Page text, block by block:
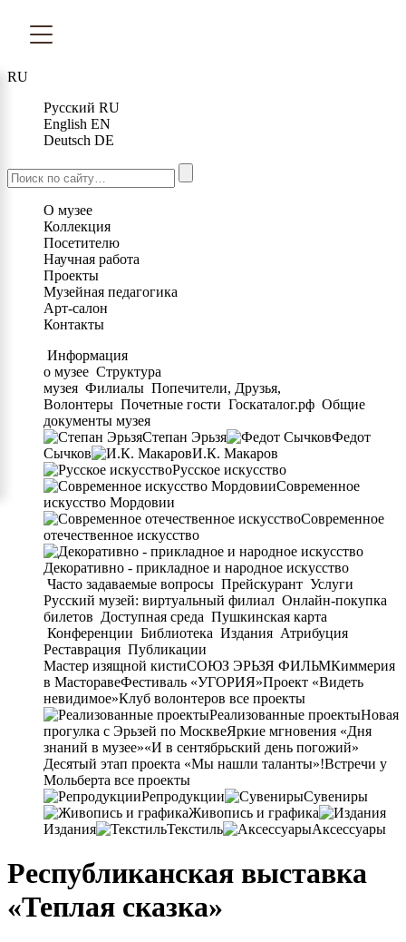
RU
Русский RU
English EN
Deutsch DE
О музее
Коллекция
Посетителю
Научная работа
Проекты
Музейная педагогика
Арт-салон
Контакты
Информация
о музее Структура
музея Филиалы Попечители, Друзья,
Волонтеры Почетные гости Госкаталог.рф Общие
документы музея
Степан Эрьзя
Федот
Сычков
И.К. Макаров
Русское искусство
Современное
искусство Мордовии
Современное
отечественное искусство
Декоративно - прикладное и народное искусство
Часто задаваемые вопросы Прейскурант Услуги
Русский музей: виртуальный филиал Онлайн-покупка
билетов Доступная среда Пушкинская карта
Конференции Библиотека Издания Атрибуция
Реставрация Публикации
Мастер изящной кистиСОЮЗ ЭРЬЗЯ ФИЛЬМКиммерия
в МасторавеФестиваль «УГОРИЯ»Проект «Видеть
невидимое»Клуб волонтеров все проекты
Реализованные проектыНовая
прогулка с Эрьзей по МосквеЯркие мгновения «Дня
знаний в музее»«И в сентябрьский день погожий»
Десятый этап проекта «Мы нашли таланты»!Встречи у
Мольберта все проекты
Репродукции
Сувениры
Живопись и графика
Издания
Текстиль Аксессуары
Республиканская выставка
«Теплая сказка»